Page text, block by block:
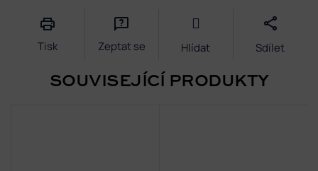
Tisk Zeptat se Hlídat Sdílet
SOUVISEJÍCÍ PRODUKTY